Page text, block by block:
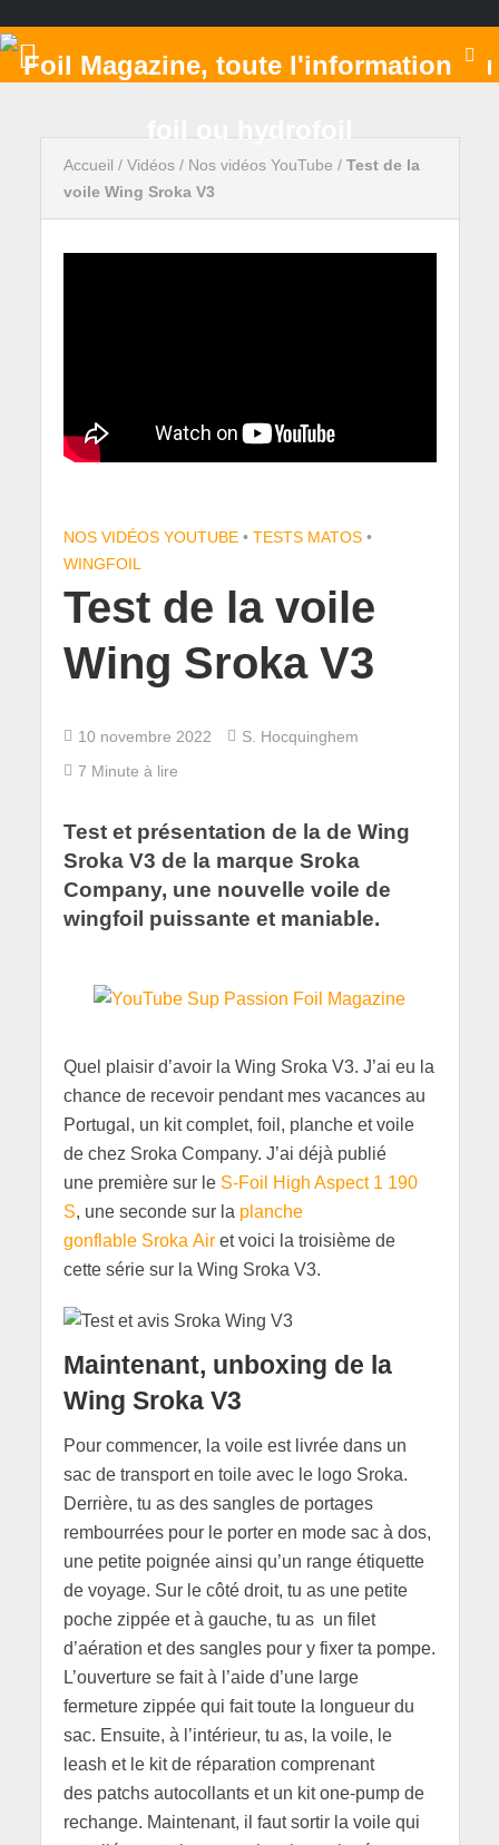
Accueil / Vidéos/ Nos vidéos YouTube / Test de la
voile Wing Sroka V3
NOS VIDÉOS YOUTUBE • TESTS MATOS •
WINGFOIL
Test de la voile
Wing Sroka V3
10 novembre 2022
S. Hocquinghem
7 Minute à lire
Test et présentation de la de Wing
Sroka V3 de la marque Sroka
Company, une nouvelle voile de
wingfoil puissante et maniable.
Quel plaisir d’avoir la Wing Sroka V3. J’ai eu la
chance de recevoir pendant mes vacances au
Portugal, un kit complet, foil, planche et voile
de chez Sroka Company. J’ai déjà publié
une première sur le S-Foil High Aspect 1 190
S, une seconde sur la planche
gonflable Sroka Airet voici la troisième de
cette série sur la Wing Sroka V3.
Maintenant, unboxing de la
Wing Sroka V3
Pour commencer, la voile est livrée dans un
sac de transport en toile avec le logo Sroka.
Derrière, tu as des sangles de portages
rembourrées pour le porter en mode sac à dos,
une petite poignée ainsi qu’un range étiquette
de voyage. Sur le côté droit, tu as une petite
poche zippée et à gauche, tu as un filet
d’aération et des sangles pour y fixer ta pompe.
L’ouverture se fait à l’aide d’une large
fermeture zippée qui fait toute la longueur du
sac. Ensuite, à l’intérieur, tu as, la voile, le
leash et le kit de réparation comprenant
des patchs autocollants et un kit one-pump de
rechange. Maintenant, il faut sortir la voile qui